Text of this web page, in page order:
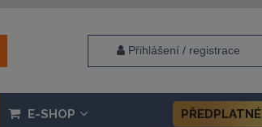
Přihlášení / registrace
E-SHOP PŘEDPLATNÉ